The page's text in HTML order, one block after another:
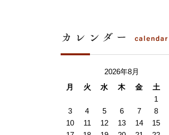
2026年8月
月
火 水 木 金 土
1
3
4 5 6 7 8
10
11 12 13 14 15